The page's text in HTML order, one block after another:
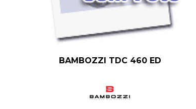
BAMBOZZI TDC 460 ED